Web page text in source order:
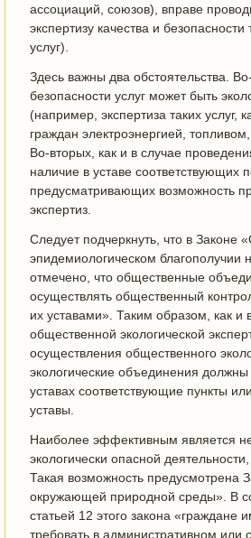
ассоциаций, союзов), вправе
экспертизу качества и безопасности
услуг).
Здесь важны два обстоятельства.
безопасности услуг может быть
(например, экспертиза таких услуг,
граждан электроэнергией,
Во-вторых, как и в случае
наличие в уставе соответствующих
предусматривающих возможность
экспертиз.
Следует подчеркнуть, что в Законе
эпидемиологическом благополучии
отмечено, что общественные
осуществлять общественный
их уставами». Таким образом, как и
общественной экологической
осуществления общественного
экологические объединения должны
уставах соответствующие пункты
уставы.
Наиболее эффективным является
экологически опасной
Такая возможность предусмотрена
окружающей природной среды». В
статьей 12 этого закона «граждане
требовать в административном или